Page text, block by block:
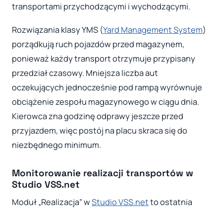
transportami przychodzącymi i wychodzącymi.
Rozwiązania klasy YMS (Yard Management System)
porządkują ruch pojazdów przed magazynem,
ponieważ każdy transport otrzymuje przypisany
przedział czasowy. Mniejsza liczba aut
oczekujących jednocześnie pod rampą wyrównuje
obciążenie zespołu magazynowego w ciągu dnia.
Kierowca zna godzinę odprawy jeszcze przed
przyjazdem, więc postój na placu skraca się do
niezbędnego minimum.
Monitorowanie realizacji transportów w
Studio VSS.net
Moduł „Realizacja” wStudio VSS.netto ostatnia